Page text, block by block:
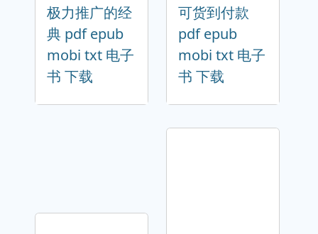
极力推广的经
典 pdf epub
mobi txt 电子
书 下载
可货到付款
pdf epub
mobi txt 电子
书 下载